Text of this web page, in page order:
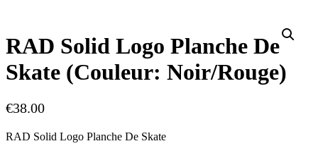
RAD Solid Logo Planche De
Skate (Couleur: Noir/Rouge)
€38.00
RAD Solid Logo Planche De Skate